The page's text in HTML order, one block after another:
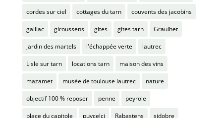
cordes sur ciel cottages du tarn couvents des jacobins
gaillac giroussens gites gites tarn Graulhet
jardin des martels l'échappée verte lautrec
Lisle sur tarn locations tarn maison des vins
mazamet musée de toulouse lautrec nature
objectif 100 % reposer penne peyrole
place du capitole puycelci Rabastens sidobre